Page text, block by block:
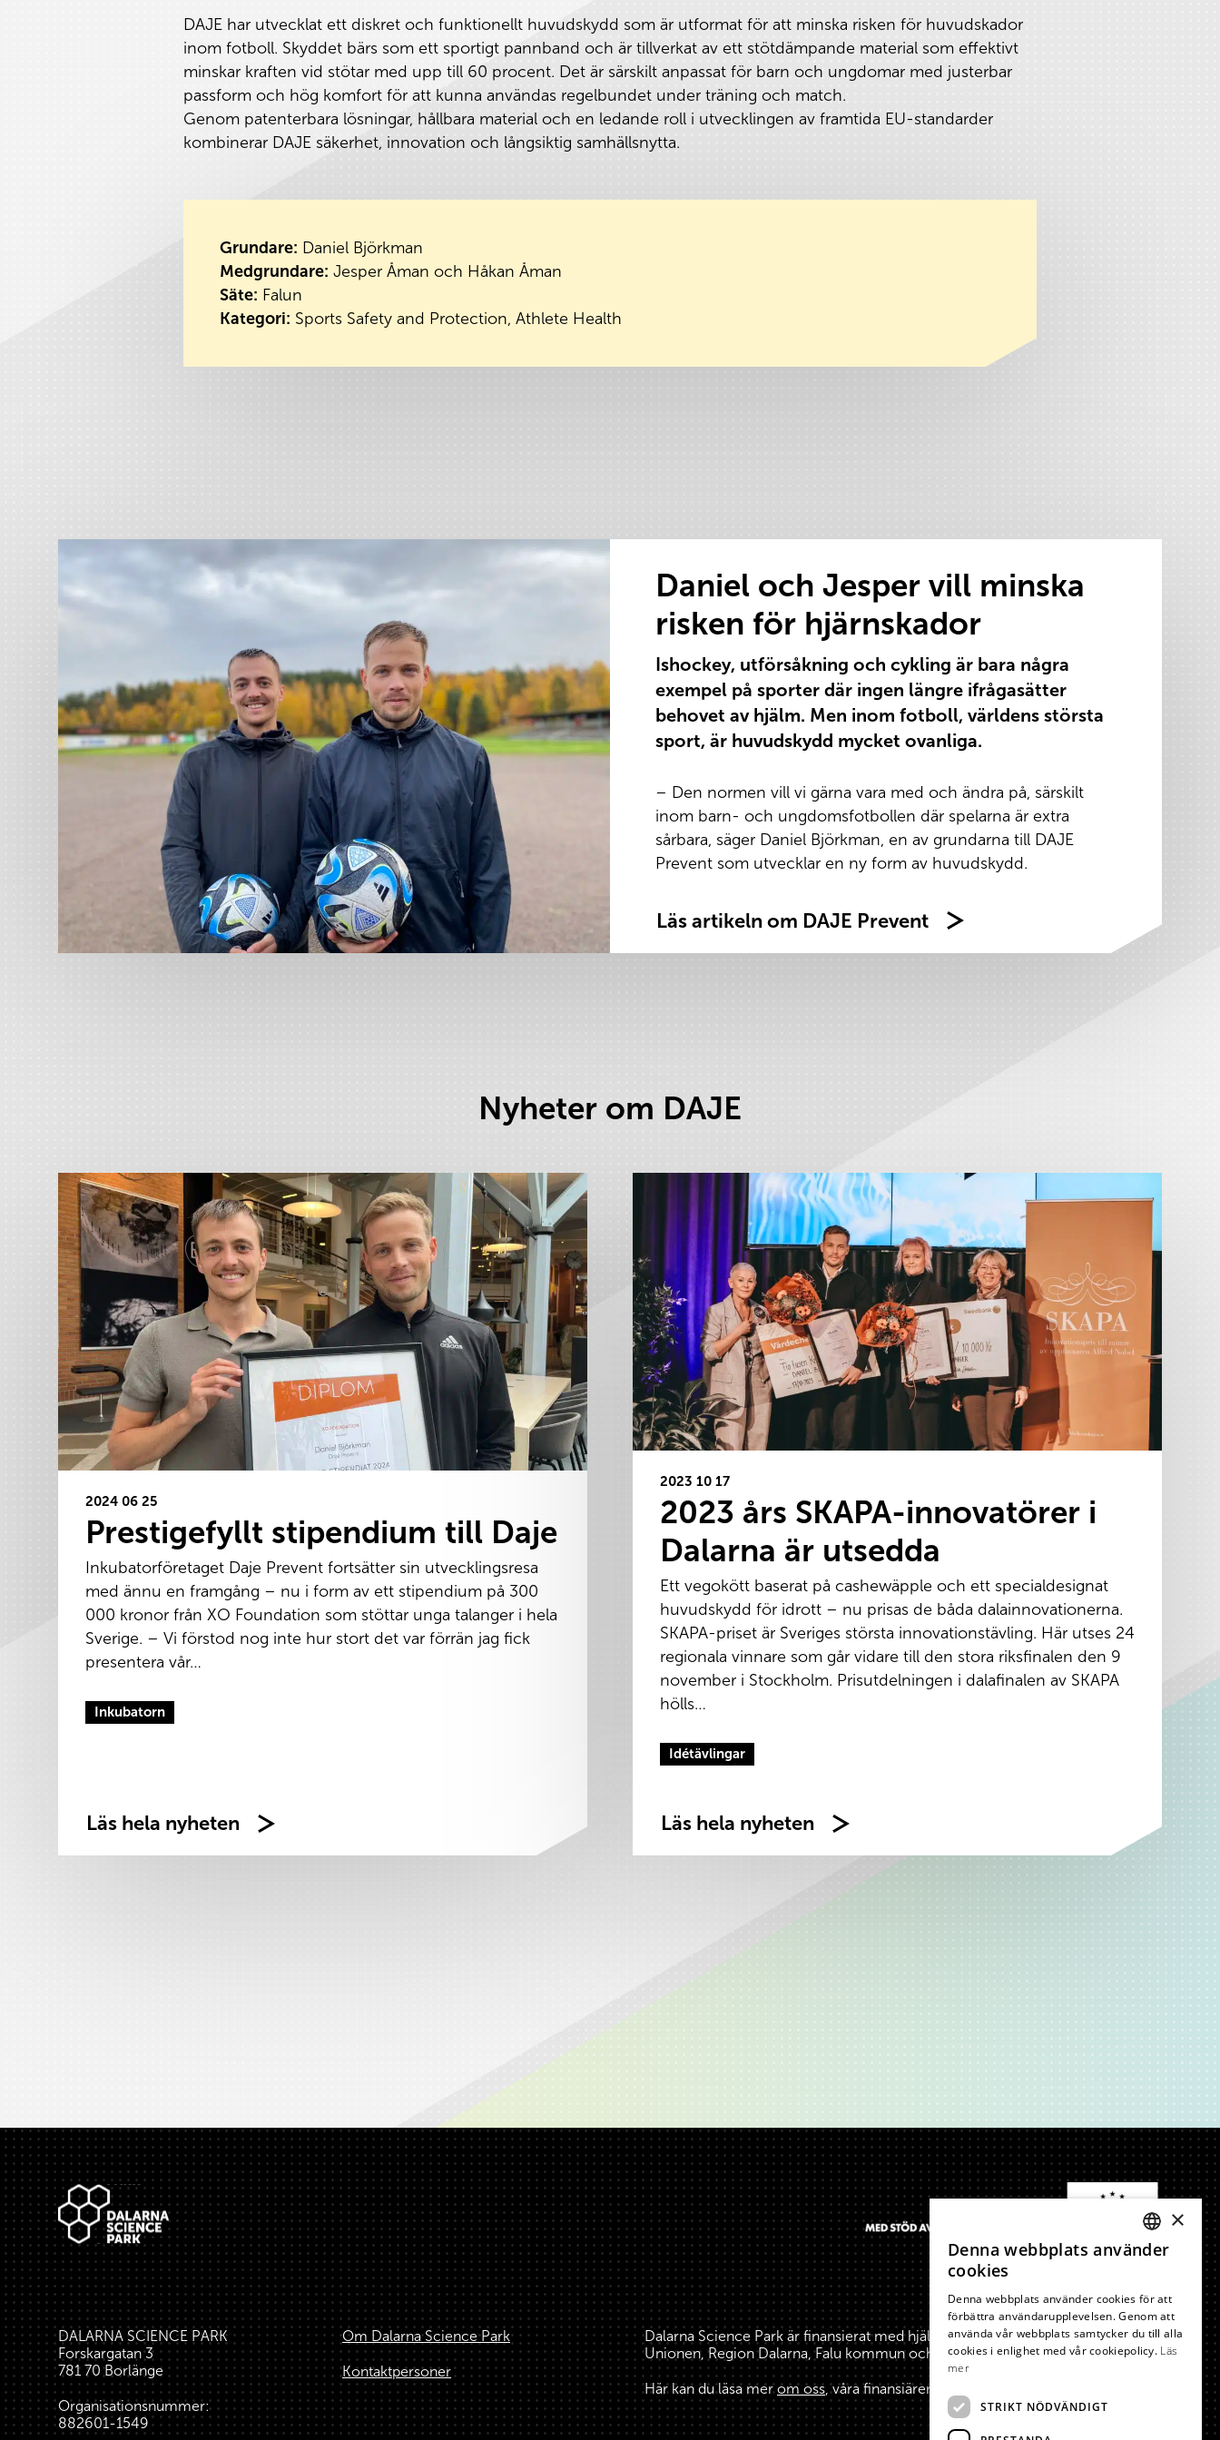
DAJE har utvecklat ett diskret och funktionellt huvudskydd som är utformat för att minska risken för huvudskador
inom fotboll. Skyddet bärs som ett sportigt pannband och är tillverkat av ett stötdämpande material som effektivt
minskar kraften vid stötar med upp till 60 procent. Det är särskilt anpassat för barn och ungdomar med justerbar
passform och hög komfort för att kunna användas regelbundet under träning och match.
Genom patenterbara lösningar, hållbara material och en ledande roll i utvecklingen av framtida EU-standarder
kombinerar DAJE säkerhet, innovation och långsiktig samhällsnytta.
Grundare: Daniel Björkman
Medgrundare: Jesper Åman och Håkan Åman
Säte: Falun
Kategori: Sports Safety and Protection, Athlete Health
Daniel och Jesper vill minska
risken för hjärnskador
Ishockey, utförsåkning och cykling är bara några
exempel på sporter där ingen längre ifrågasätter
behovet av hjälm. Men inom fotboll, världens största
sport, är huvudskydd mycket ovanliga.
– Den normen vill vi gärna vara med och ändra på, särskilt
inom barn- och ungdomsfotbollen där spelarna är extra
sårbara, säger Daniel Björkman, en av grundarna till DAJE
Prevent som utvecklar en ny form av huvudskydd.
Läs artikeln om DAJE Prevent
Nyheter om DAJE
2024 06 25
Prestigefyllt stipendium till Daje
Inkubatorföretaget Daje Prevent fortsätter sin utvecklingsresa
med ännu en framgång – nu i form av ett stipendium på 300
000 kronor från XO Foundation som stöttar unga talanger i hela
Sverige. – Vi förstod nog inte hur stort det var förrän jag fick
presentera vår…
Inkubatorn
Läs hela nyheten
2023 10 17
2023 års SKAPA-innovatörer i
Dalarna är utsedda
Ett vegokött baserat på cashewäpple och ett specialdesignat
huvudskydd för idrott – nu prisas de båda dalainnovationerna.
SKAPA-priset är Sveriges största innovationstävling. Här utses 24
regionala vinnare som går vidare till den stora riksfinalen den 9
november i Stockholm. Prisutdelningen i dalafinalen av SKAPA
hölls…
Idétävlingar
Läs hela nyheten
Sidfot
DALARNA SCIENCE PARK
Forskargatan 3
781 70 Borlänge
Organisationsnummer:
882601-1549
Om Dalarna Science Park
Kontaktpersoner
Dalarna Science Park är finansierat med hjälp av medel från Europeiska
Unionen, Region Dalarna, Falu kommun och Borlänge kommun.
Här kan du läsa merom oss, våra finansiärer och stiftare.
SWEDISH
ENGLISH
×
Denna webbplats använder
cookies
Denna webbplats använder cookies för att
förbättra användarupplevelsen. Genom att
använda vår webbplats samtycker du till alla
cookies i enlighet med vår cookiepolicy. Läs
mer
STRIKT NÖDVÄNDIGT